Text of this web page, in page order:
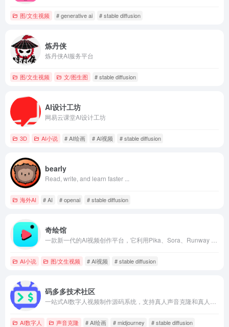
图/文生视频 # generative ai # stable diffusion
炼丹侠
炼丹侠AI服务平台
图/文生视频 文/图生图 # stable diffusion
AI设计工坊
网易云课堂AI设计工坊
3D AI小说 # AI绘画 # AI视频 # stable diffusion
bearly
Read, write, and learn faster ...
海外AI # AI # openai # stable diffusion
奇绘馆
AI小说 图/文生视频 # AI视频 # stable diffusion
码多多技术社区
AI数字人 声音克隆 # AI绘画 # midjourney # stable diffusion